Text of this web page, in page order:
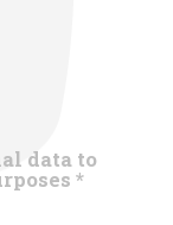
data to
*